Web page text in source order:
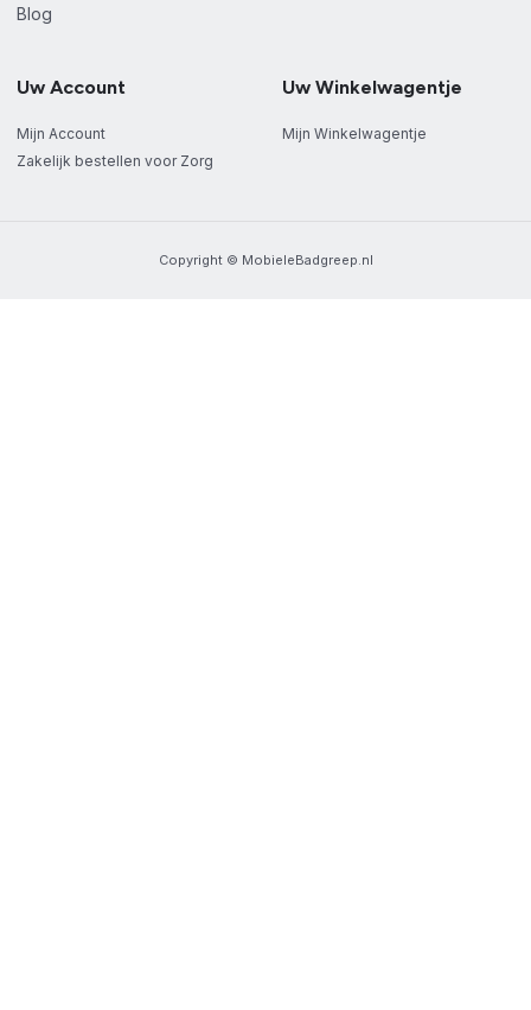
Blog
Uw Account
Mijn Account
Zakelijk bestellen voor Zorg
Uw Winkelwagentje
Mijn Winkelwagentje
Copyright © MobieleBadgreep.nl